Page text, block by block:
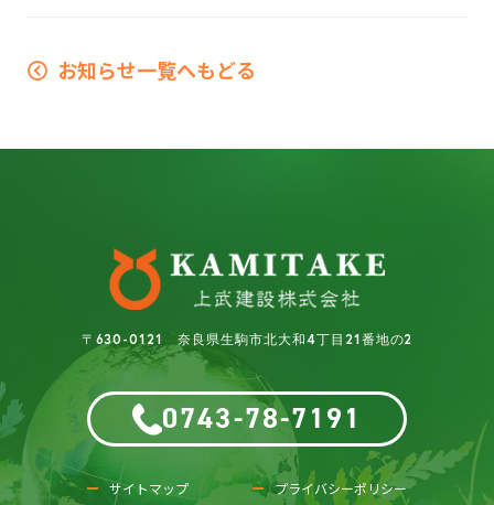
お知らせ一覧へもどる
〒630-0121 奈良県生駒市北大和4丁目21番地の2
0743-78-7191
サイトマップ プライバシーポリシー